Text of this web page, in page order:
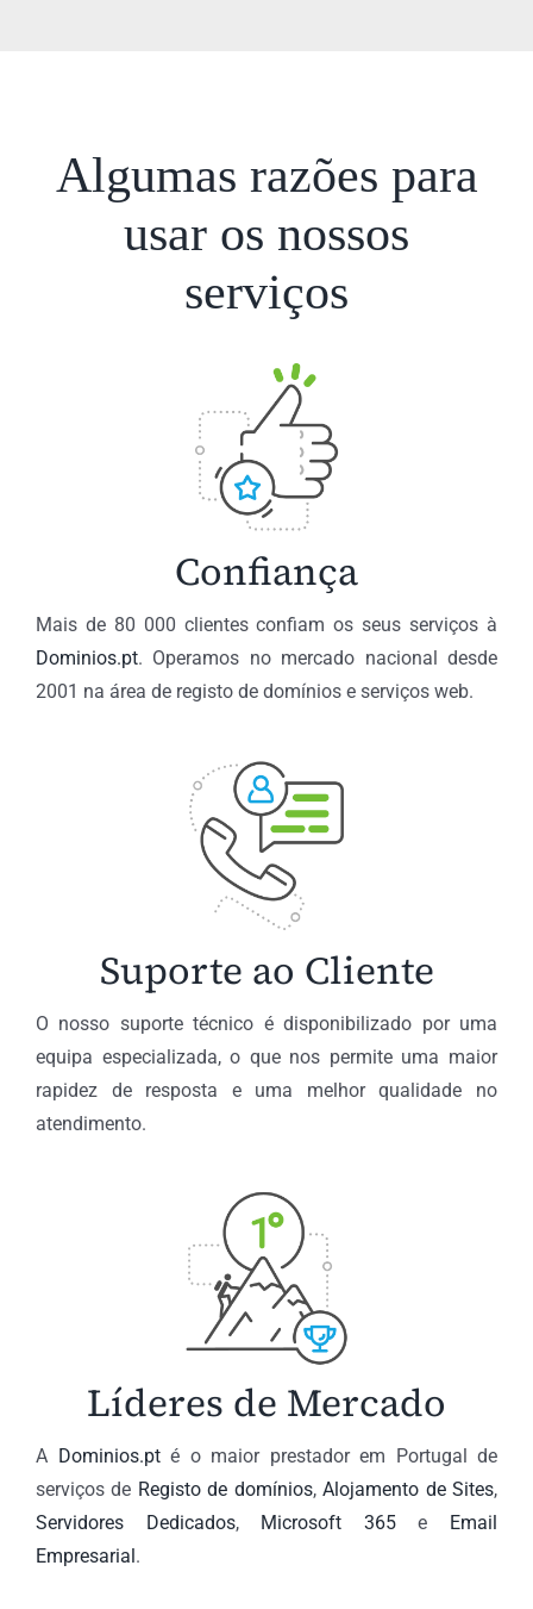
Algumas razões para
usar os nossos
serviços
Confiança
Mais de 80 000 clientes confiam os seus serviços à
Dominios.pt. Operamos no mercado nacional desde
2001 na área de registo de domínios e serviços web.
Suporte ao Cliente
O nosso suporte técnico é disponibilizado por uma
equipa especializada, o que nos permite uma maior
rapidez de resposta e uma melhor qualidade no
atendimento.
Líderes de Mercado
A Dominios.pté o maior prestador em Portugal de
serviços de Registo de domínios,Alojamento de Sites,
Servidores Dedicados, Microsoft 365e
Email
Empresarial .